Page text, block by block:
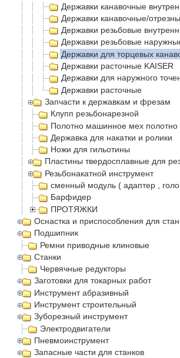
Державки канавочные
Державки канавочные/
Державки резьбовые
Державки резьбовые
Державки для торцевых
Державки расточные KAISER
Державки для наружного
Державки расточные
Запчасти к державкам и фрезам
Клупп резьбонарезной
Полотно машинное мех полотно
Державка для накатки и ролики
Ножи для гильотины
Пластины твердосплавные для
Резьбонакатной инструмент
сменный модуль ( адаптер ,
Барфидер
ПРОТЯЖКИ
Оснастка и приспособления для
Подшипник
Ремни приводные клиновые
Станки
Червячные редукторы
Заготовки для токарных работ
Инструмент абразивный
Инструмент строительный
Зуборезный инструмент
Электродвигатели
Пневмоинструмент
Запасные части для станков